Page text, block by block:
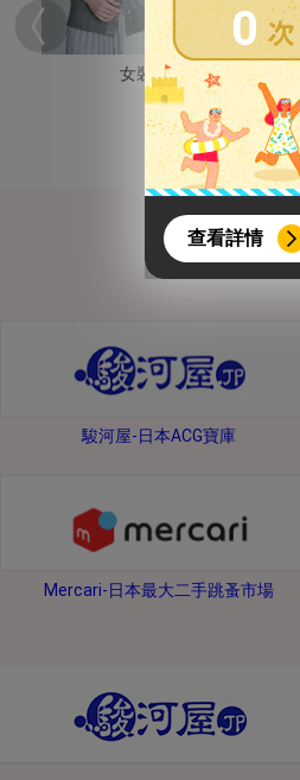
0
查看詳情
女裝
駿河屋-日本ACG寶庫
Mercari-日本最大二手跳蚤市場